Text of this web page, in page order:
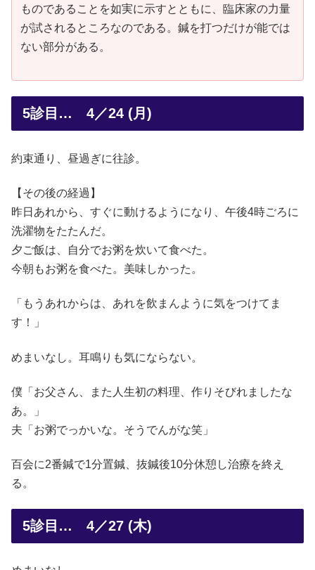
ものであることを如実に示すとともに、臨床家の力量
が試されるところなのである。鍼を打つだけが能では
ない部分がある。
5診目… 4／24 (月)
約束通り、昼過ぎに往診。
【その後の経過】
昨日あれから、すぐに動けるようになり、午後4時ごろに
洗濯物をたたんだ。
夕ご飯は、自分でお粥を炊いて食べた。
今朝もお粥を食べた。美味しかった。
「もうあれからは、あれを飲まんように気をつけてま
す！」
めまいなし。耳鳴りも気にならない。
僕「お父さん、また人生初の料理、作りそびれましたな
あ。」
夫「お粥でっかいな。そうでんがな笑」
百会に2番鍼で1分置鍼、抜鍼後10分休憩し治療を終え
る。
5診目… 4／27 (木)